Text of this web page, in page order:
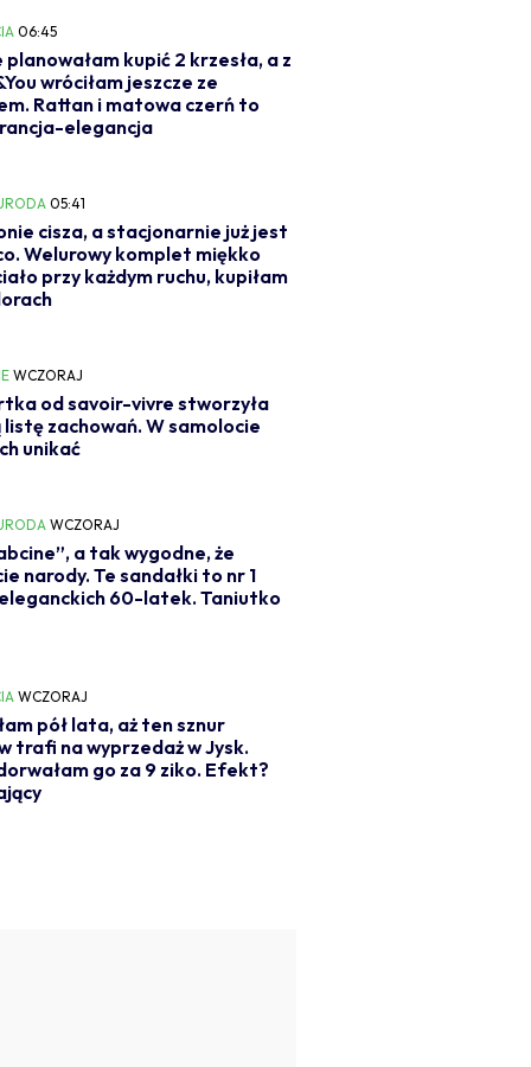
06:45
planowałam kupić 2 krzesła, a z
wróciłam jeszcze ze
Rattan i matowa czerń to
elegancja
05:41
cisza, a stacjonarnie już jest
Welurowy komplet miękko
przy każdym ruchu, kupiłam
WCZORAJ
od savoir-vivre stworzyła
listę zachowań. W samolocie
unikać
WCZORAJ
a tak wygodne, że
narody. Te sandałki to nr 1
60-latek. Taniutko
WCZORAJ
pół lata, aż ten sznur
trafi na wyprzedaż w Jysk.
go za 9 ziko. Efekt?